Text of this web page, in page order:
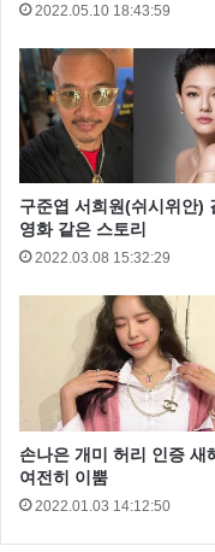
당시 손호영 소속사
감정을 가지고 만난
적어지며 관계가 소
다”라고 밝히기도 했
2022.05.10 18:43:59
구준엽 서희원(쉬시위안)
영화 같은 스토리
2022.03.08 15:32:29
손나은 개미 허리 인증 새
여전히 이뿜
2022.01.03 14:12:50